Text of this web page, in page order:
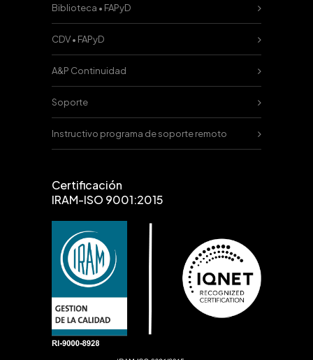
Biblioteca • FAPyD
CDV • FAPyD
A&P Continuidad
Soporte
Instructivo programa de soporte remoto
Certificación
IRAM-ISO 9001:2015